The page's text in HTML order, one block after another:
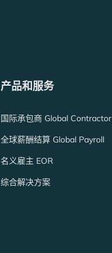
产品和服务
国际承包商 Global Contractor
全球薪酬结算 Global Payroll
名义雇主 EOR
综合解决方案